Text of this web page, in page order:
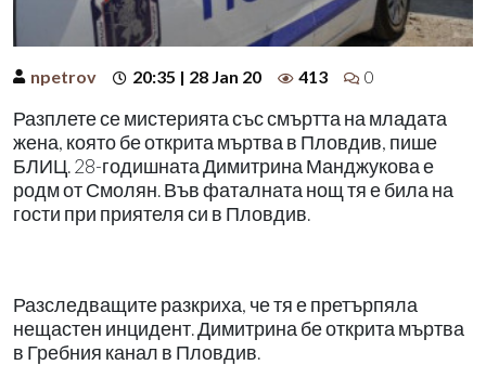
npetrov 20:35 | 28 Jan 20 413 0
Разплете се мистерията със смъртта на младата
жена, която бе открита мъртва в Пловдив, пише
БЛИЦ. 28-годишната Димитрина Манджукова е
родм от Смолян. Във фаталната нощ тя е била на
гости при приятеля си в Пловдив.
Разследващите разкриха, че тя е претърпяла
нещастен инцидент. Димитрина бе открита мъртва
в Гребния канал в Пловдив.